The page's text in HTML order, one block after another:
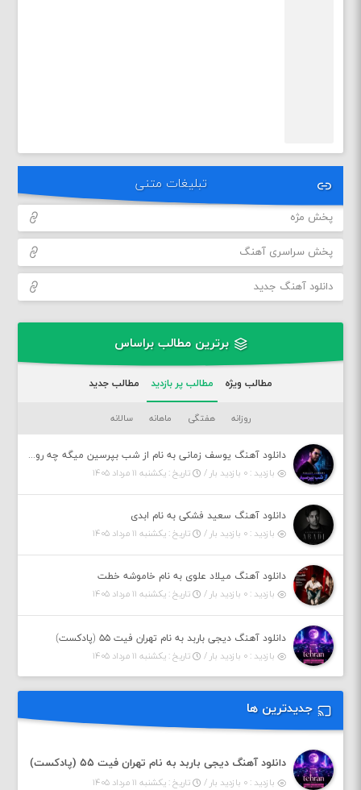
تبلیغات متنی
پخش مژه
پخش سراسری آهنگ
دانلود آهنگ جدید
برترین مطالب براساس
مطالب ویژه مطالب پر بازدید مطالب جدید
روزانه هفتگی ماهانه سالانه
دانلود آهنگ یوسف زمانی به نام از شب بپرسین میگه چه روزگاری دارم
بازدید : ۰ بازدید بار /
تاریخ : یکشنبه ۱۱ مرداد ۱۴۰۵
دانلود آهنگ سعید فشکی به نام ابدی
بازدید : ۰ بازدید بار /
تاریخ : یکشنبه ۱۱ مرداد ۱۴۰۵
دانلود آهنگ میلاد علوی به نام خاموشه خطت
بازدید : ۰ بازدید بار /
تاریخ : یکشنبه ۱۱ مرداد ۱۴۰۵
دانلود آهنگ دیجی باربد به نام تهران فیت ۵۵ (پادکست)
بازدید : ۰ بازدید بار /
تاریخ : یکشنبه ۱۱ مرداد ۱۴۰۵
جدیدترین ها
دانلود آهنگ دیجی باربد به نام تهران فیت ۵۵ (پادکست)
بازدید : ۰ بازدید بار / تاریخ : یکشنبه ۱۱ مرداد ۱۴۰۵